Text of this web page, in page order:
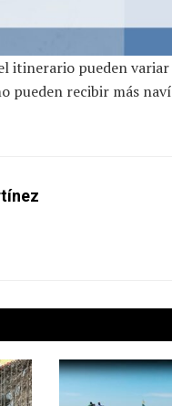
itinerario pueden
pueden recibir más